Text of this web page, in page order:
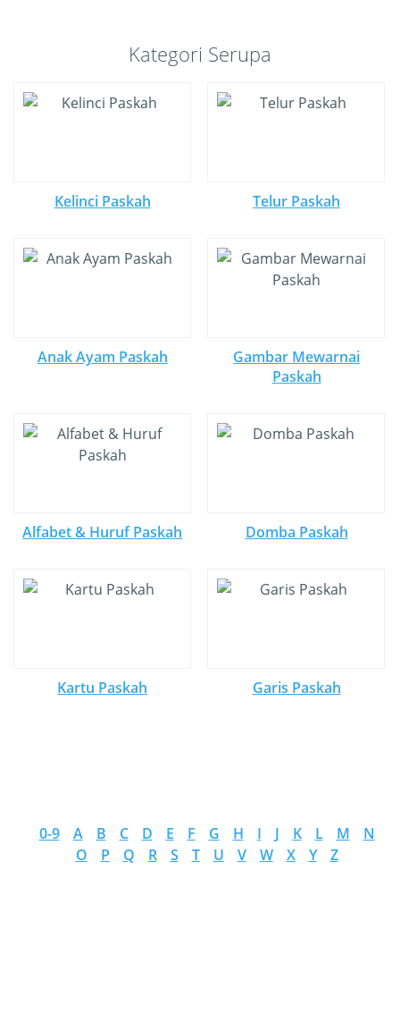
Kategori Serupa
Kelinci Paskah Telur Paskah
Anak Ayam Paskah
Gambar Mewarnai
Paskah
Alfabet & Huruf Paskah Domba Paskah
Kartu Paskah Garis Paskah
0-9 A B C D E F G H I J K L M
N
O
P Q R S T U V W X Y Z